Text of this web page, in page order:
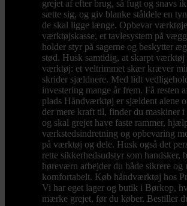
grejet af efter brug, så fugt og snavs
sætte sig, og giv blanke ståldele en
de skal ligge længe. Opbevar
værktøjskasse, et tavlesystem på
holder styr på sagerne og beskytter
stød. Husk samtidig, at skarpt værktøj
værktøj: et veltrimmet skær kræver
skrider sjældnere. Med lidt
investering mange år frem. Få resten
plads Håndværktøj er sjældent alene
der mere kraft til, finder du maskiner
og skal grejet have faste rammer,
værkstedsindretning og opbevaring
på værktøj og dele. Husk også det
rette sikkerhedsudstyr som handsker,
høreværn arbejder du både sikrere og
komfortabelt. Køb håndværktøj hos
Vi har eget lager og butik i Børkop,
mærke grejet, før du køber. Bestiller